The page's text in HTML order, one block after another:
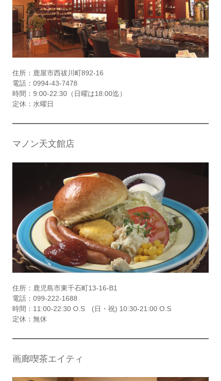
住所：鹿屋市西祓川町892-16
電話：0994-43-7478
時間：9:00-22:30（日曜は18:00迄）
定休：水曜日
マノン天文館店
住所：鹿児島市東千石町13-16-B1
電話：099-222-1688
時間：11:00-22:30 O.S (日・祝) 10:30-21:00 O.S
定休：無休
画廊喫茶エイティ